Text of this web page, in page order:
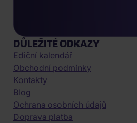
DŮLEŽITÉ ODKAZY
Ediční kalendář
Obchodní podmínky
Kontakty
Blog
Ochrana osobních údajů
Doprava platba